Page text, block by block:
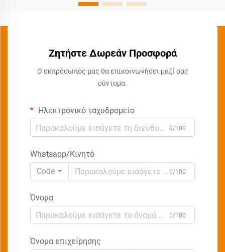
Ζητήστε Δωρεάν Προσφορά
Ο εκπρόσωπός μας θα επικοινωνήσει μαζί σας
σύντομα.
Ηλεκτρονικό ταχυδρομείο
0/100
Whatsapp/Κινητό
Code
0/100
Όνομα
0/100
Όνομα επιχείρησης